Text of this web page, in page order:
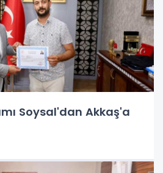
Soysal'dan Akkaş'a